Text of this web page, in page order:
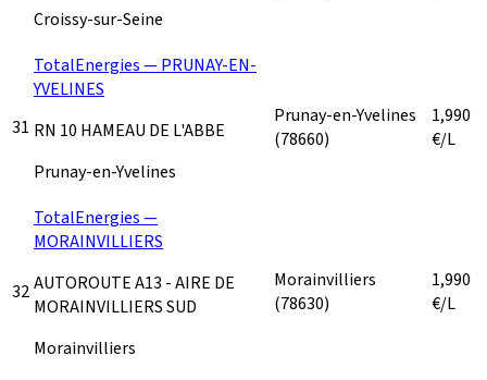
Croissy-sur-Seine
31
TotalEnergies — PRUNAY-EN-
YVELINES
RN 10 HAMEAU DE L'ABBE
Prunay-en-Yvelines
Prunay-en-Yvelines
(78660)
1,990
€/L
32
TotalEnergies —
MORAINVILLIERS
AUTOROUTE A13 - AIRE DE
MORAINVILLIERS SUD
Morainvilliers
Morainvilliers
(78630)
1,990
€/L